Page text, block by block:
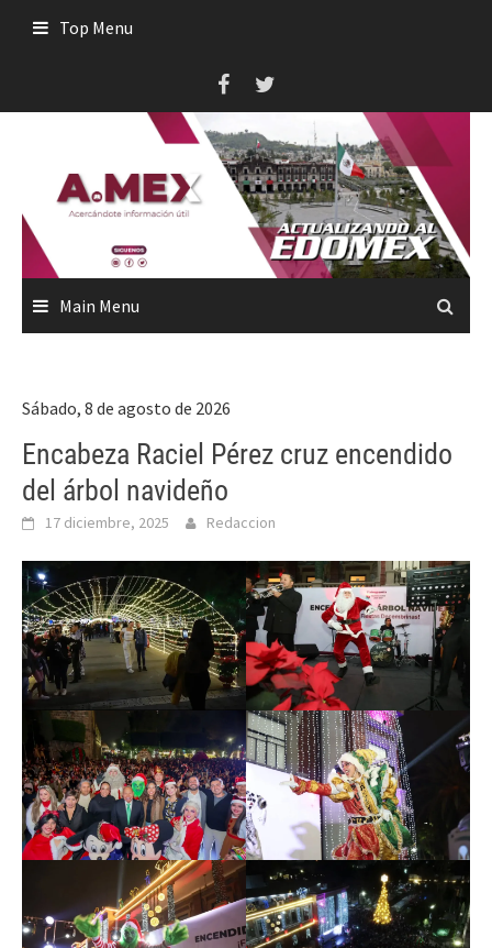
Top Menu
Main Menu
Sábado, 8 de agosto de 2026
Encabeza Raciel Pérez cruz encendido
del árbol navideño
17 diciembre, 2025 Redaccion